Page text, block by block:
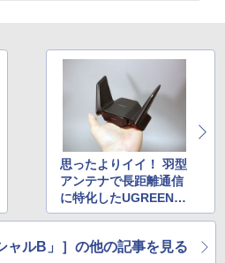
思ったよりイイ！ 羽型
アンテナで長距離通信
に特化したUGREENの
Wi-Fi 7アダプター「B
dapter」
ャルB」］の他の記事を見る